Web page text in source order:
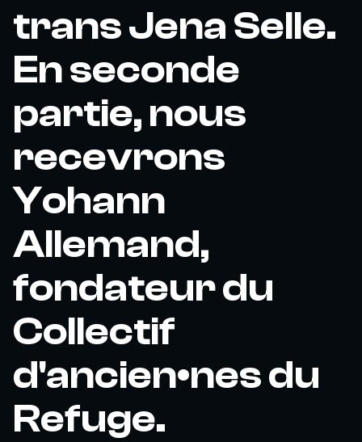
trans Jena Selle.
En seconde
partie, nous
recevrons
Yohann
Allemand,
fondateur du
Collectif
d'ancien•nes du
Refuge.